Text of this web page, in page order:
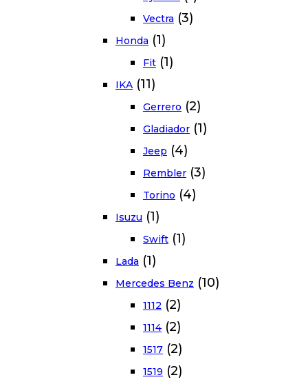
Vectra (3)
Honda (1)
Fit (1)
IKA (11)
Gerrero (2)
Gladiador (1)
Jeep (4)
Rembler (3)
Torino (4)
Isuzu (1)
Swift (1)
Lada (1)
Mercedes Benz (10)
1112 (2)
1114 (2)
1517 (2)
1519 (2)